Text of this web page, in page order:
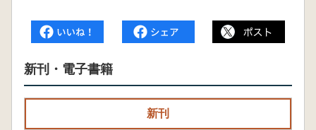
新刊・電子書籍
新刊